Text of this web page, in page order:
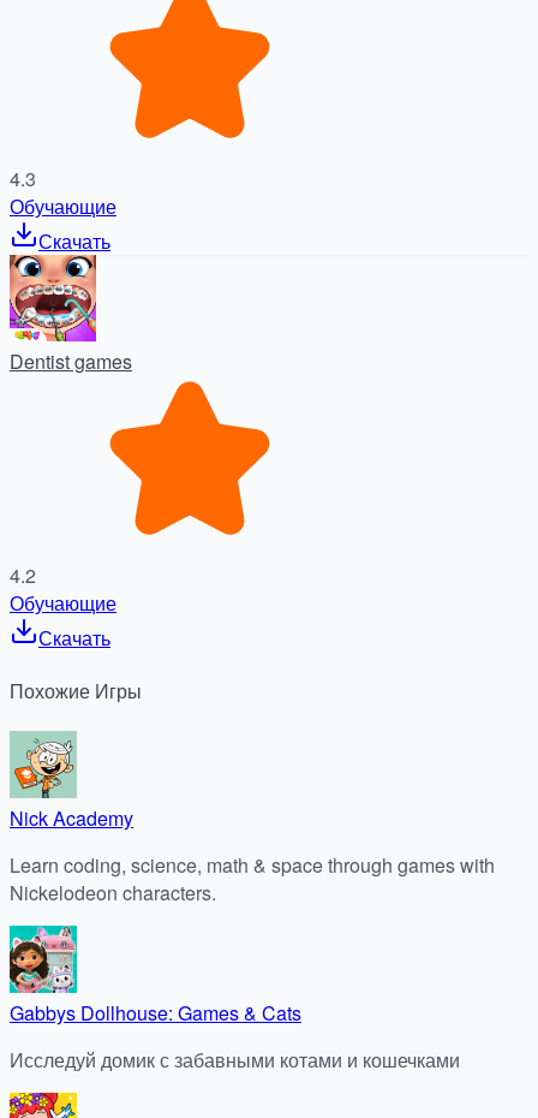
4.3
Обучающие
Скачать
Dentist games
4.2
Обучающие
Скачать
Похожие Игры
Nick Academy
Learn coding, science, math & space through games with
Nickelodeon characters.
Gabbys Dollhouse: Games & Cats
Исследуй домик с забавными котами и кошечками